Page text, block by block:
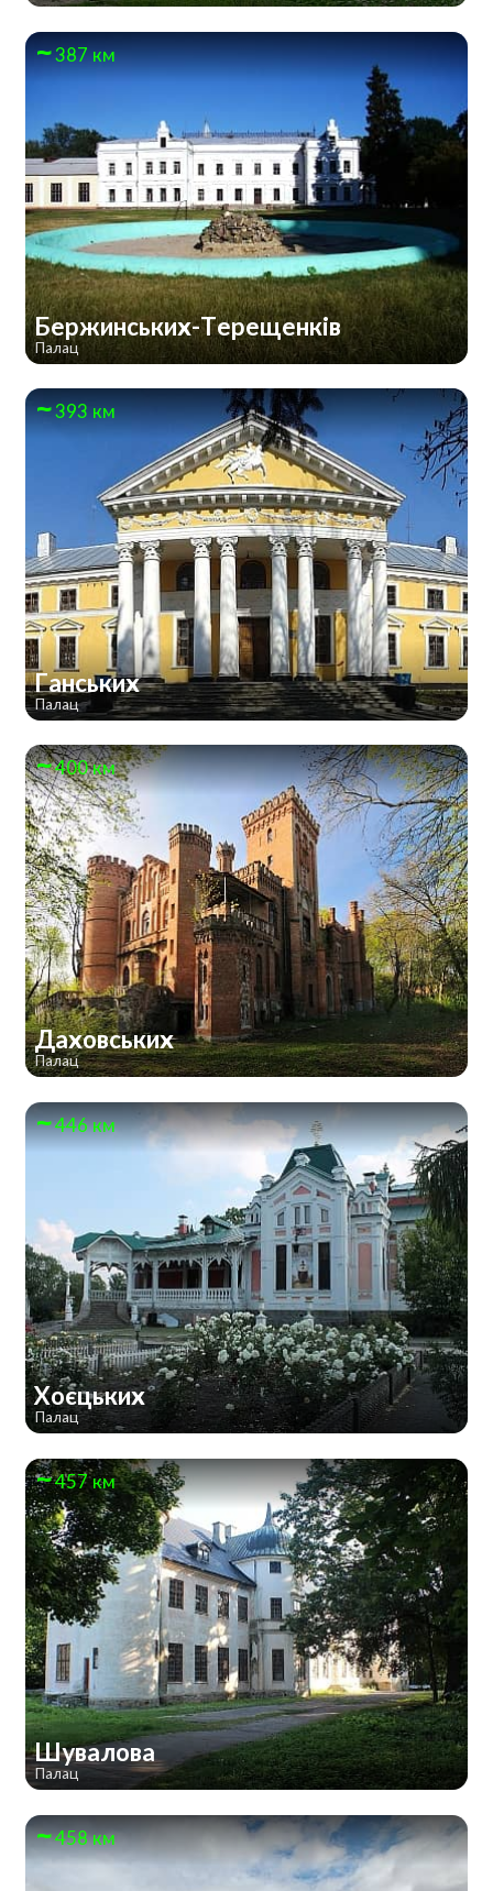
387 км
Бержинських-Терещенків
Палац
393 км
Ганських
Палац
400 км
Даховських
Палац
446 км
Хоєцьких
Палац
457 км
Шувалова
Палац
458 км